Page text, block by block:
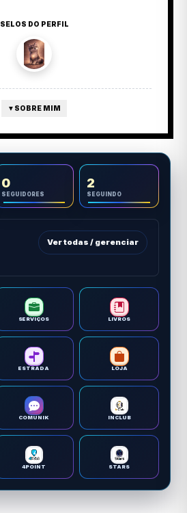
SELOS DO PERFIL
▼ SOBRE MIM
0
SEGUIDORES
2
SEGUINDO
Ver todas / gerenciar
SERVIÇOS LIVROS
ESTRADA LOJA
COMUNIK INCLUB
4POINT STARS